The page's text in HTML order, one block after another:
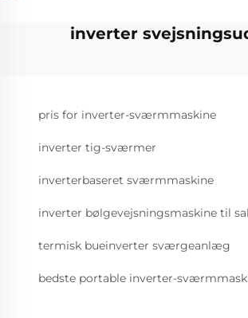
inverter
pris for inverter-sværmmaskine
inverter tig-sværmer
inverterbaseret sværmmaskine
inverter bølgevejsningsmaskine til
termisk bueinverter sværgeanlæg
bedste portable inverter-